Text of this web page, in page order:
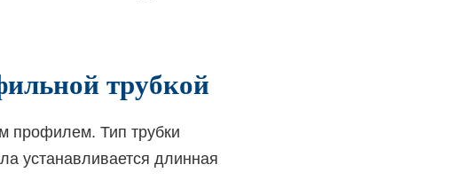
трубкой
профилем. Тип трубки
устанавливается длинная